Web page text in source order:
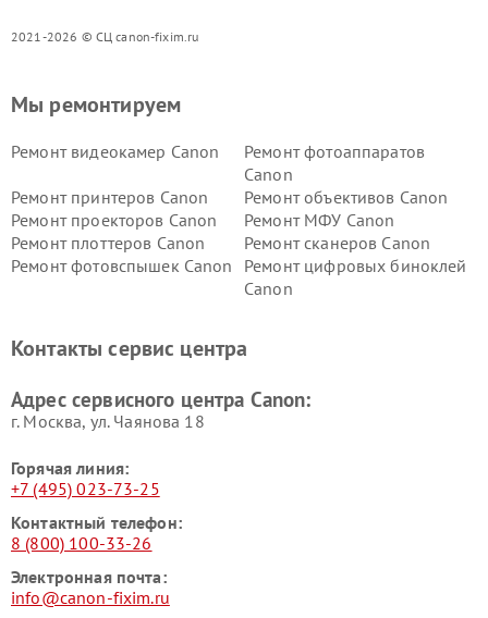
2021-2026 © СЦ canon-fixim.ru
Мы ремонтируем
Ремонт видеокамер Canon
Ремонт фотоаппаратов
Canon
Ремонт принтеров Canon
Ремонт объективов Canon
Ремонт проекторов Canon
Ремонт МФУ Canon
Ремонт плоттеров Canon
Ремонт сканеров Canon
Ремонт фотовспышек Canon
Ремонт цифровых биноклей
Canon
Контакты сервис центра
Адрес сервисного центра Canon:
г. Москва, ул. Чаянова 18
Горячая линия:
+7 (495) 023-73-25
Контактный телефон:
8 (800) 100-33-26
Электронная почта:
info@canon-fixim.ru